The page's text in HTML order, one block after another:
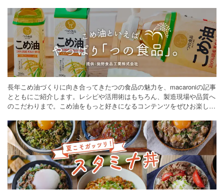
長年こめ油づくりに向き合ってきたつの食品の魅力を、macaroniの記事
とともにご紹介します。レシピや活用術はもちろん、製造現場や品質へ
のこだわりまで。こめ油をもっと好きになるコンテンツをぜひお楽しみ